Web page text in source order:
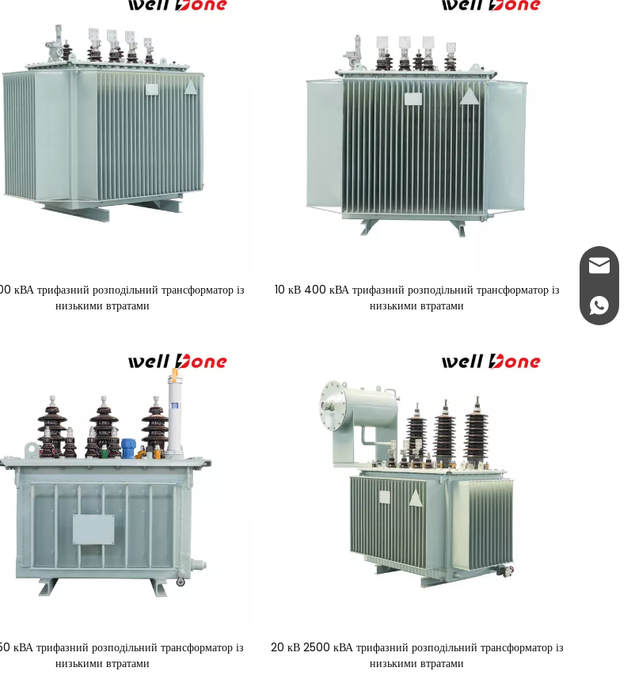
кВА трифазний розподільний трансформатор із
низькими втратами
10 кВ 400 кВА трифазний розподільний трансформатор із
низькими втратами
кВА трифазний розподільний трансформатор із
низькими втратами
20 кВ 2500 кВА трифазний розподільний трансформатор із
низькими втратами
+86